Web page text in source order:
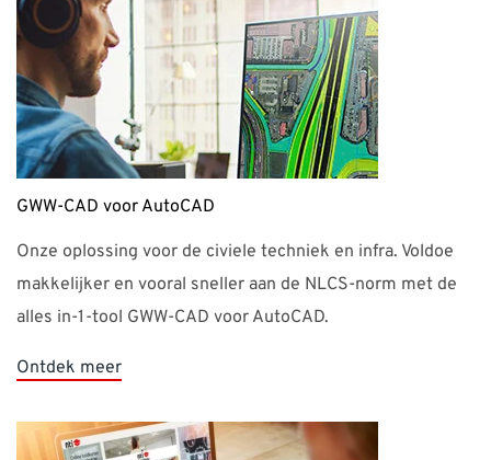
GWW-CAD voor AutoCAD
Onze oplossing voor de civiele techniek en infra. Voldoe
makkelijker en vooral sneller aan de NLCS-norm met de
alles in-1-tool GWW-CAD voor AutoCAD.
Ontdek meer